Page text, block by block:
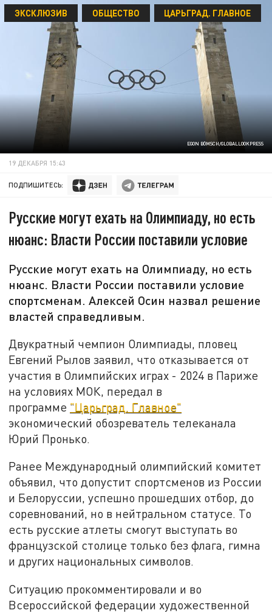
EGON BÖMSCH/GLOBALLOOKPRESS
ЭКСКЛЮЗИВ ОБЩЕСТВО ЦАРЬГРАД. ГЛАВНОЕ
19 ДЕКАБРЯ 15:43
ПОДПИШИТЕСЬ:
Русские могут ехать на Олимпиаду, но есть
нюанс: Власти России поставили условие
Русские могут ехать на Олимпиаду, но есть
нюанс. Власти России поставили условие
спортсменам. Алексей Осин назвал решение
властей справедливым.
Двукратный чемпион Олимпиады, пловец
Евгений Рылов заявил, что отказывается от
участия в Олимпийских играх - 2024 в Париже
на условиях МОК, передал в
программе "Царьград. Главное"
экономический обозреватель телеканала
Юрий Пронько.
Ранее Международный олимпийский комитет
объявил, что допустит спортсменов из России
и Белоруссии, успешно прошедших отбор, до
соревнований, но в нейтральном статусе. То
есть русские атлеты смогут выступать во
французской столице только без флага, гимна
и других национальных символов.
Ситуацию прокомментировали и во
Всероссийской федерации художественной